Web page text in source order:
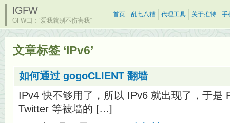
IGFW
GFW曰：“爱我就别不伤害我”
首页 乱七八糟 代理工具 关于推特 手
文章标签 ‘IPv6’
如何通过 gogoCLIENT 翻墙
IPv4 快不够用了，所以 IPv6 就出现了，于是
Twitter 等被墙的 […]